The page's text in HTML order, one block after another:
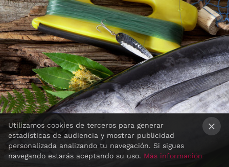
Utilizamos cookies de terceros para generar
estadísticas de audiencia y mostrar publicidad
personalizada analizando tu navegación. Si sigues
navegando estarás aceptando su uso. Más información